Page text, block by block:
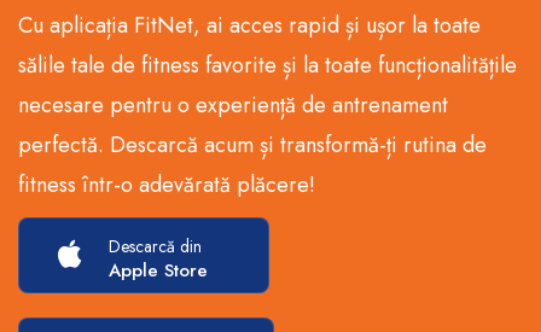
Cu aplicația FitNet, ai acces rapid și ușor la toate
sălile tale de fitness favorite și la toate funcționalitățile
necesare pentru o experiență de antrenament
perfectă. Descarcă acum și transformă-ți rutina de
fitness într-o adevărată plăcere!
Descarcă din
Apple Store